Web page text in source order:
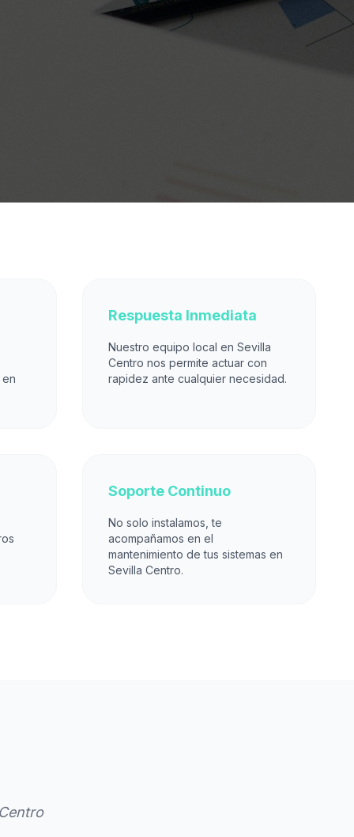
Respuesta Inmediata
Nuestro equipo local en Sevilla
Centro nos permite actuar con
rapidez ante cualquier necesidad.
Soporte Continuo
No solo instalamos, te
acompañamos en el
mantenimiento de tus sistemas en
Sevilla Centro.